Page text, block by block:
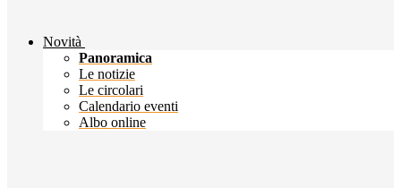
Novità
Panoramica
Le notizie
Le circolari
Calendario eventi
Albo online